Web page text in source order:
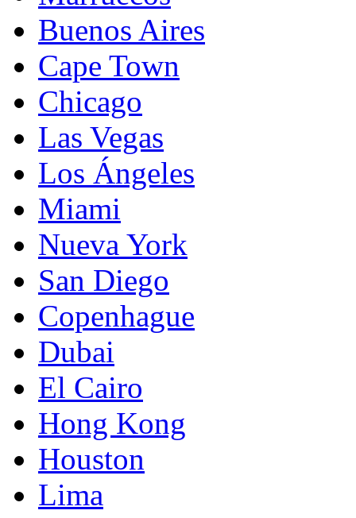
Buenos Aires
Cape Town
Chicago
Las Vegas
Los Ángeles
Miami
Nueva York
San Diego
Copenhague
Dubai
El Cairo
Hong Kong
Houston
Lima